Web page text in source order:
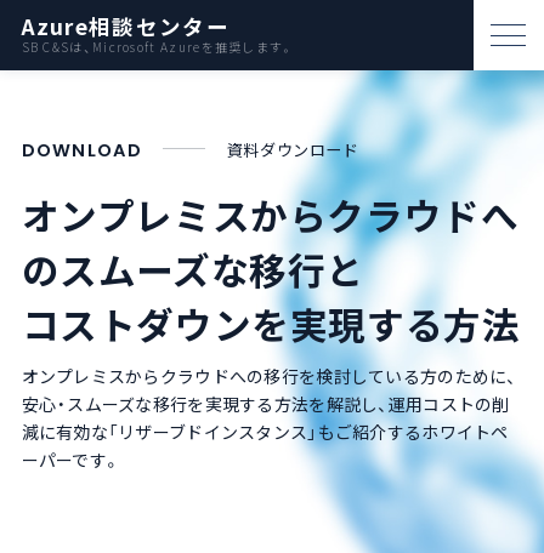
Azure相談センター
SB C&Sは、Microsoft Azureを推奨します。
パートナー支援
資料ダウンロード
お問い合わせ
Azureとは
AWS比較
活用例
DOWNLOAD 資料ダウンロード​
オンプレミスからクラウドへ
のスムーズな移行と
コストダウンを実現する方法
オンプレミスからクラウドへの移行を検討している方のために、
安心・スムーズな移行を実現する方法を解説し、運用コストの削
減に有効な「リザーブドインスタンス」もご紹介するホワイトペ
ーパーです。